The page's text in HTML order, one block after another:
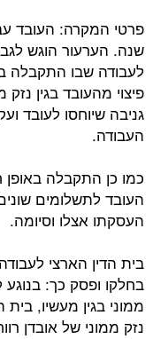
שנה. הערעור הוגש
לעבודה שבו התקבלה
פיצוי מהעובד בגין
גניבה שיוחסו לעובד
העבודה.
כמו כן התקבלה
העובד לתשלומים
העסקתו אצלו וסיומה.
בית הדין הארצי
בחלקו ופסק כך: בנוגע
ממוני בגין מעשיו, בית
נזק ממוני של אובדן